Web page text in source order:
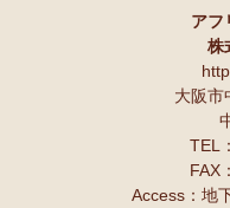
アフ
株
大阪市
TEL
FAX
Access：地